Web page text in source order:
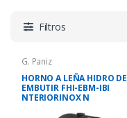
Filtros
G. Paniz
HORNO A LEÑA HIDRO DE
EMBUTIR FHI-EBM-IBI
NTERIORINOX N